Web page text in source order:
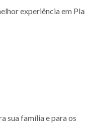
experiência em
sua família e para os